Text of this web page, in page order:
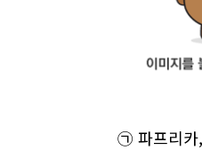
㉠ 파프리